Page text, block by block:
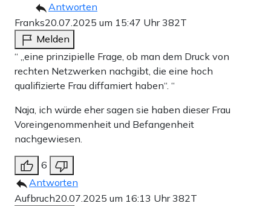
Antworten
Franks20.07.2025 um 15:47 Uhr382T
Melden
“ „eine prinzipielle Frage, ob man dem Druck von
rechten Netzwerken nachgibt, die eine hoch
qualifizierte Frau diffamiert haben“. “
Naja, ich würde eher sagen sie haben dieser Frau
Voreingenommenheit und Befangenheit
nachgewiesen.
6
Antworten
Aufbruch20.07.2025 um 16:13 Uhr382T